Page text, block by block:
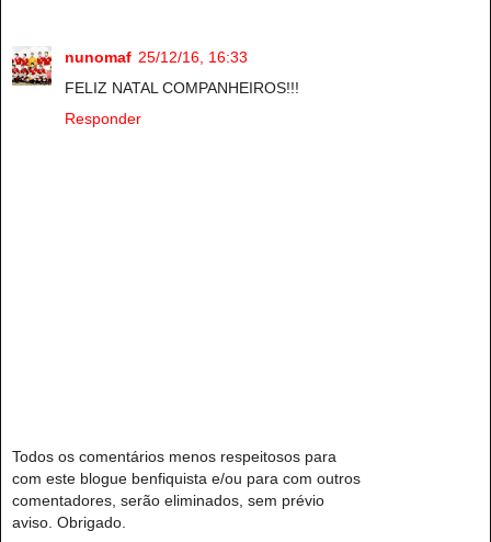
nunomaf 25/12/16, 16:33
FELIZ NATAL COMPANHEIROS!!!
Responder
Todos os comentários menos respeitosos para
com este blogue benfiquista e/ou para com outros
comentadores, serão eliminados, sem prévio
aviso. Obrigado.